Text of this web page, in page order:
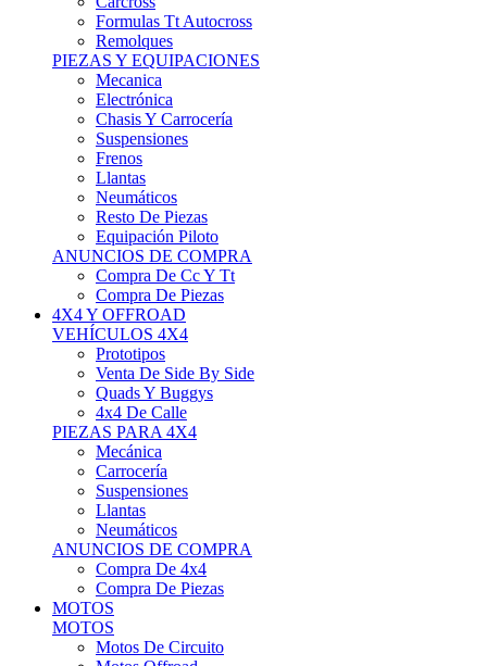
Formulas Tt Autocross
Remolques
PIEZAS Y EQUIPACIONES
Mecanica
Electrónica
Chasis Y Carrocería
Suspensiones
Frenos
Llantas
Neumáticos
Resto De Piezas
Equipación Piloto
ANUNCIOS DE COMPRA
Compra De Cc Y Tt
Compra De Piezas
4X4 Y OFFROAD
VEHÍCULOS 4X4
Prototipos
Venta De Side By Side
Quads Y Buggys
4x4 De Calle
PIEZAS PARA 4X4
Mecánica
Carrocería
Suspensiones
Llantas
Neumáticos
ANUNCIOS DE COMPRA
Compra De 4x4
Compra De Piezas
MOTOS
MOTOS
Motos De Circuito